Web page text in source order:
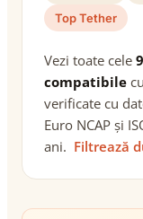
Top Tether
Vezi toate cele
compatibile
verificate cu
Euro NCAP și
ani. Filtrează